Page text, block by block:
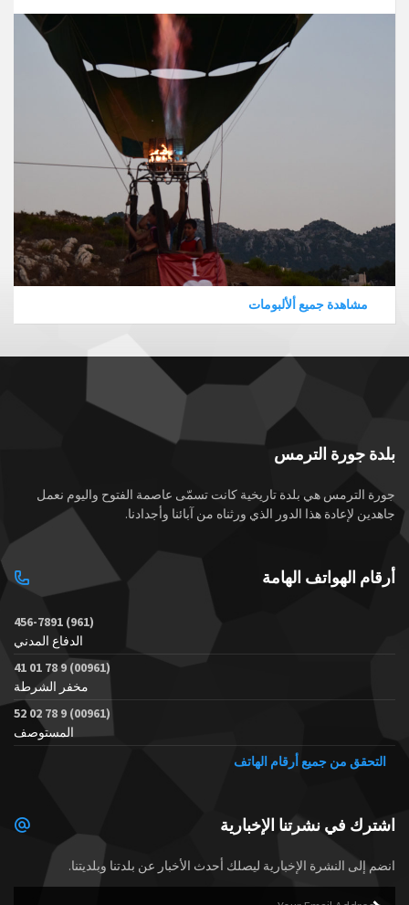
مشاهدة جميع ألألبومات
بلدة جورة الترمس
جورة الترمس هي بلدة تاريخية كانت تسمّى عاصمة الفتوح واليوم نعمل
جاهدين لإعادة هذا الدور الذي ورثناه من آبائنا وأجدادنا.
أرقام الهواتف الهامة
(961) 456-7891
الدفاع المدني
(00961) 9 78 01 41
مخفر الشرطة
(00961) 9 78 02 52
المستوصف
التحقق من جميع أرقام الهاتف
اشترك في نشرتنا الإخبارية
انضم إلى النشرة الإخبارية ليصلك أحدث الأخبار عن بلدتنا وبلديتنا.